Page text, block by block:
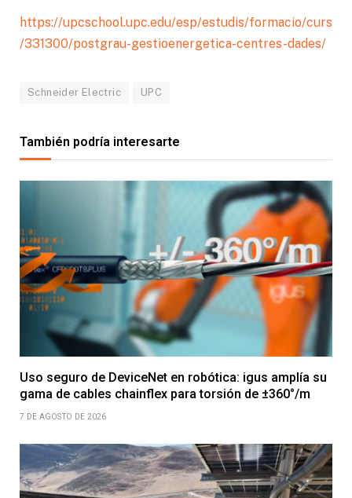
https://upcschool.upc.edu/esp/estudis/formacio/curs
/331300/postgrau-gestioenergetica-centres-dades/
Schneider Electric UPC
También podría interesarte
Uso seguro de DeviceNet en robótica: igus amplía su
gama de cables chainflex para torsión de ±360°/m
7 DE AGOSTO DE 2026